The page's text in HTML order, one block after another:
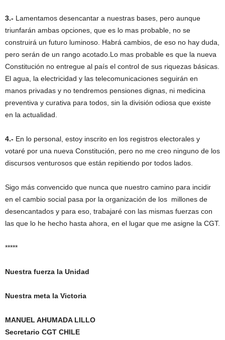
3.- Lamentamos desencantar a nuestras bases, pero aunque
triunfarán ambas opciones, que es lo mas probable, no se
construirá un futuro luminoso. Habrá cambios, de eso no hay duda,
pero serán de un rango acotado.Lo mas probable es que la nueva
Constitución no entregue al país el control de sus riquezas básicas.
El agua, la electricidad y las telecomunicaciones seguirán en
manos privadas y no tendremos pensiones dignas, ni medicina
preventiva y curativa para todos, sin la división odiosa que existe
en la actualidad.
4.- En lo personal, estoy inscrito en los registros electorales y
votaré por una nueva Constitución, pero no me creo ninguno de los
discursos venturosos que están repitiendo por todos lados.
Sigo más convencido que nunca que nuestro camino para incidir
en el cambio social pasa por la organización de los millones de
desencantados y para eso, trabajaré con las mismas fuerzas con
las que lo he hecho hasta ahora, en el lugar que me asigne la CGT.
*****
Nuestra fuerza la Unidad
Nuestra meta la Victoria
MANUEL AHUMADA LILLO
Secretario CGT CHILE